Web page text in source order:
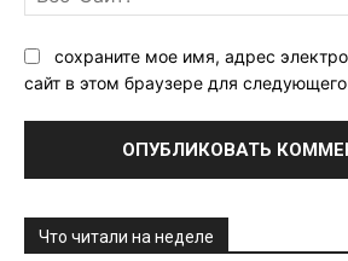
сохраните мое имя, адрес
сайт в этом браузере для
Что читали на неделе